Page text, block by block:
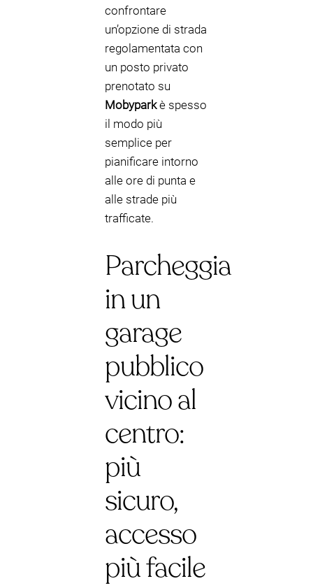
confrontare
un’opzione di strada
regolamentata con
un posto privato
prenotato su
Mobyparkè spesso
il modo più
semplice per
pianificare intorno
alle ore di punta e
alle strade più
trafficate.
Parcheggia
in un
garage
pubblico
vicino al
centro:
più
sicuro,
accesso
più facile